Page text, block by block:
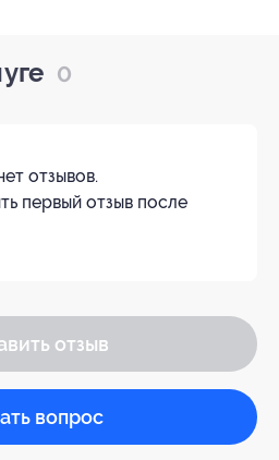
0
отзывов.
первый отзыв после
отзыв
вопрос